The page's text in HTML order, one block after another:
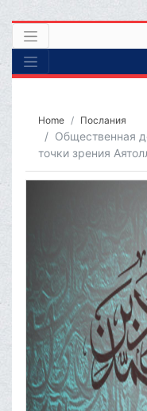
Home Послания
Общественная
точки зрения